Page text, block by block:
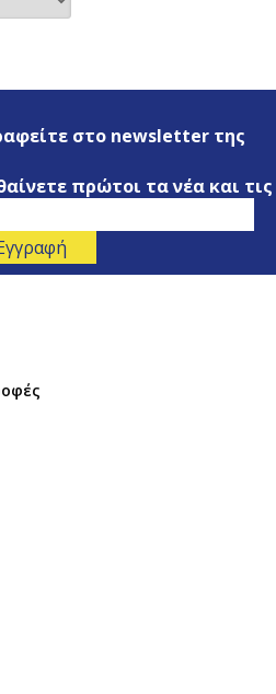
στο newsletter της
πρώτοι τα νέα και τις